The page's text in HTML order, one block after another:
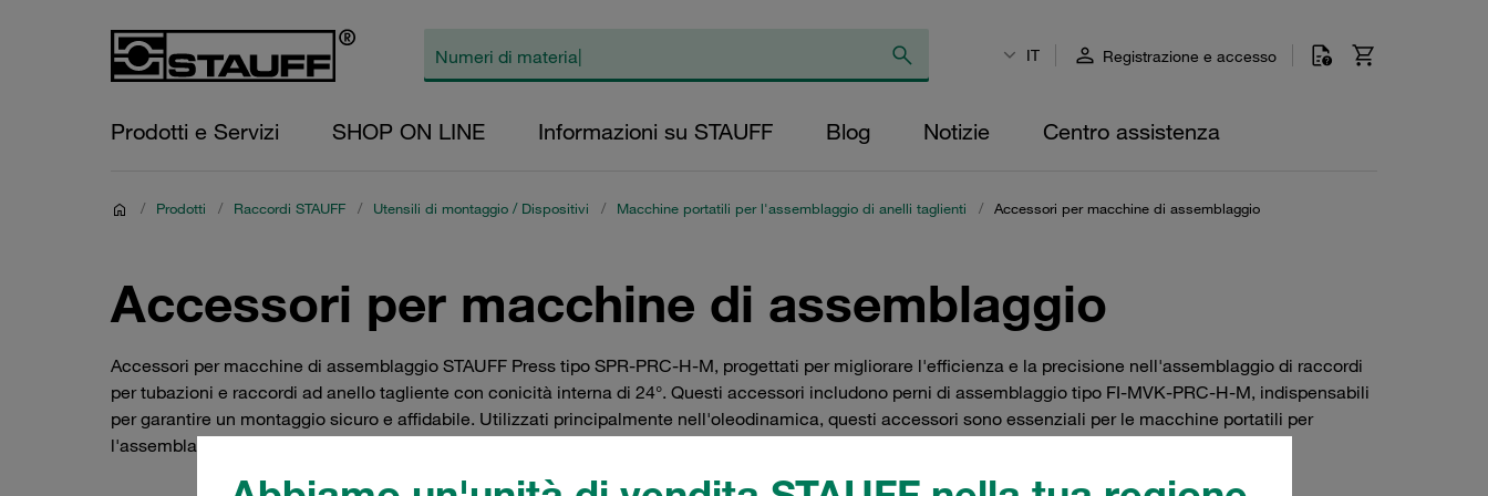
IT Registrazione e accesso
Prodotti e Servizi SHOP ON LINE Informazioni su STAUFF Blog Notizie Centro assistenza
/ Prodotti / Raccordi STAUFF / Utensili di montaggio / Dispositivi / Macchine portatili per l'assemblaggio di anelli taglienti / Accessori per macchine di assemblaggio
Accessori per macchine di assemblaggio
Accessori per macchine di assemblaggio STAUFF Press tipo SPR-PRC-H-M, progettati per migliorare l'efficienza e la precisione nell'assemblaggio di raccordi
per tubazioni e raccordi ad anello tagliente con conicità interna di 24°. Questi accessori includono perni di assemblaggio tipo FI-MVK-PRC-H-M, indispensabili
per garantire un montaggio sicuro e affidabile. Utilizzati principalmente nell'oleodinamica, questi accessori sono essenziali per le macchine portatili per
l'assemblaggio di anelli taglienti, offrendo soluzioni pratiche e di alta qualità per i professionisti del settore.